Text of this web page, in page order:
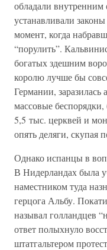
обладали внутренним
устанавливали
момент, когда
“порулить”.
богатых здешним
королю лучше бы
Германии,
массовые
5,5 тыс. церквей и
опять деляги, скупая
Однако испанцы в
В Нидерландах была
наместником туда
герцога Альбу.
называл голландцев
ответ полыхнуло
штатгальтером